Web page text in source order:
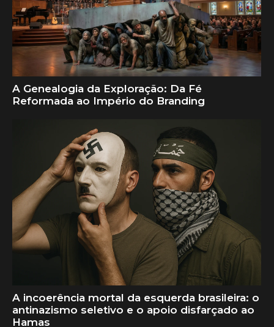
A Genealogia da Exploração: Da Fé
Reformada ao Império do Branding
A incoerência mortal da esquerda brasileira: o
antinazismo seletivo e o apoio disfarçado ao
Hamas